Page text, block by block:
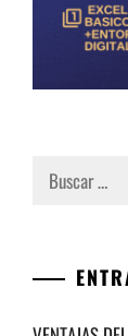
Buscar: